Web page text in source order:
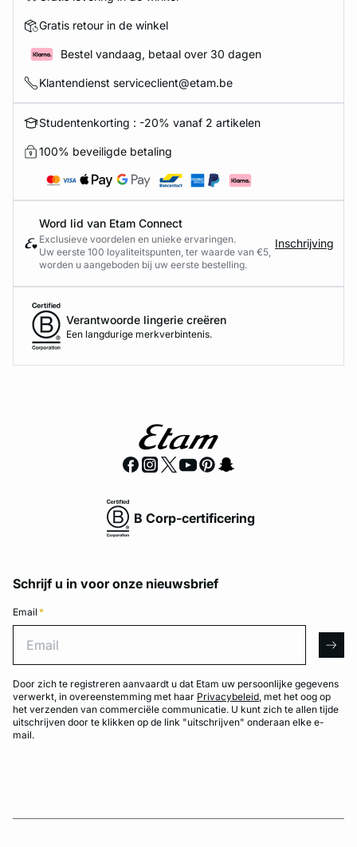
Gratis retour in de winkel
Bestel vandaag, betaal over 30 dagen
Klantendienst serviceclient@etam.be
Studentenkorting : -20% vanaf 2 artikelen
100% beveiligde betaling
Word lid van Etam Connect
Exclusieve voordelen en unieke ervaringen.
Uw eerste 100 loyaliteitspunten, ter waarde van €5,
worden u aangeboden bij uw eerste bestelling.
Inschrijving
Verantwoorde lingerie creëren
Een langdurige merkverbintenis.
B Corp-certificering
Schrijf u in voor onze nieuwsbrief
Email *
Door zich te registreren aanvaardt u dat Etam uw persoonlijke gegevens
verwerkt, in overeenstemming met haar Privacybeleid, met het oog op
het verzenden van commerciële communicatie. U kunt zich te allen tijde
uitschrijven door te klikken op de link "uitschrijven" onderaan elke e-
mail.